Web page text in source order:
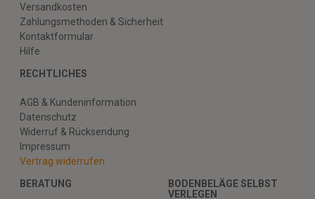
Versandkosten
Zahlungsmethoden & Sicherheit
Kontaktformular
Hilfe
RECHTLICHES
AGB & Kundeninformation
Datenschutz
Widerruf & Rücksendung
Impressum
Vertrag widerrufen
BERATUNG
BODENBELÄGE SELBST
VERLEGEN